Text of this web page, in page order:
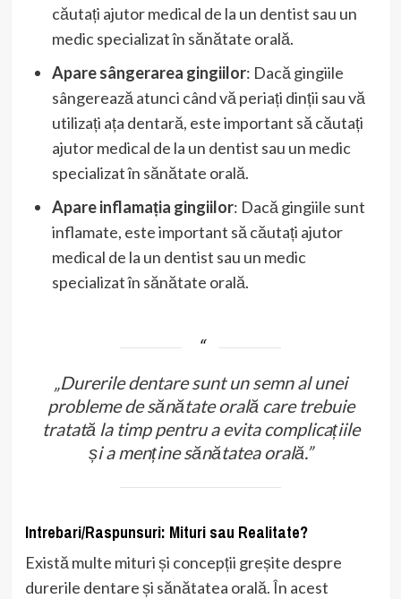
căutați ajutor medical de la un dentist sau un
medic specializat în sănătate orală.
Apare sângerarea gingiilor: Dacă gingiile
sângerează atunci când vă periați dinții sau vă
utilizați ața dentară, este important să căutați
ajutor medical de la un dentist sau un medic
specializat în sănătate orală.
Apare inflamația gingiilor: Dacă gingiile sunt
inflamate, este important să căutați ajutor
medical de la un dentist sau un medic
specializat în sănătate orală.
„Durerile dentare sunt un semn al unei
probleme de sănătate orală care trebuie
tratată la timp pentru a evita complicațiile
și a menține sănătatea orală.”
Intrebari/Raspunsuri: Mituri sau Realitate?
Există multe mituri și concepții greșite despre
durerile dentare și sănătatea orală. În acest